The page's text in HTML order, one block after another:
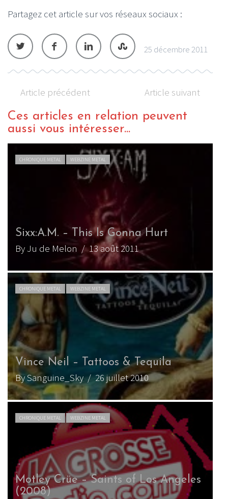
Partagez cet article sur vos réseaux sociaux :
25 décembre 2011
Article précédent Article suivant
Ces articles en relation peuvent
aussi vous intéresser...
CHRONIQUE METAL WEBZINE METAL
Sixx:A.M. – This Is Gonna Hurt
By Ju de Melon / 13 août 2011
CHRONIQUE METAL WEBZINE METAL
Vince Neil – Tattoos & Tequila
By Sanguine_Sky/ 26 juillet 2010
CHRONIQUE METAL WEBZINE METAL
Motley Crüe – Saints of Los Angeles
(2008)